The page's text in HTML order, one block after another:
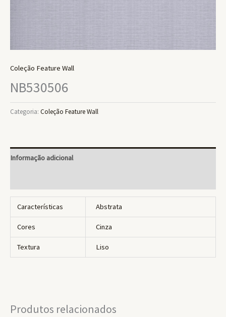
Coleção Feature Wall
NB530506
Categoria: Coleção Feature Wall
Informação adicional
Características Abstrata
Cores Cinza
Textura Liso
Produtos relacionados